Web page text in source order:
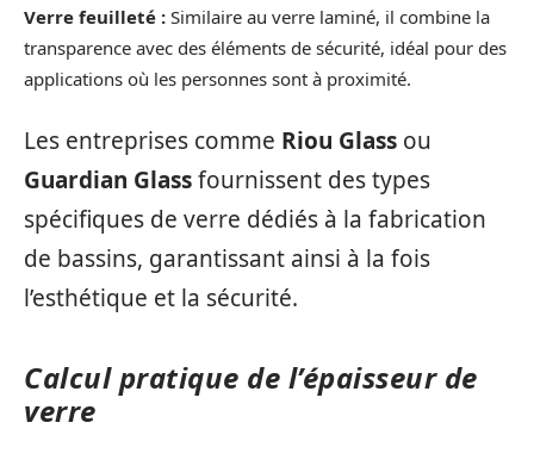
Verre feuilleté : Similaire au verre laminé, il combine la
transparence avec des éléments de sécurité, idéal pour des
applications où les personnes sont à proximité.
Les entreprises comme Riou Glass ou
Guardian Glassfournissent des types
spécifiques de verre dédiés à la fabrication
de bassins, garantissant ainsi à la fois
l’esthétique et la sécurité.
Calcul pratique de l’épaisseur de
verre